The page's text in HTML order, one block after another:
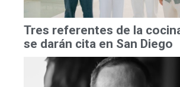
Tres referentes de la
se darán cita en San Diego